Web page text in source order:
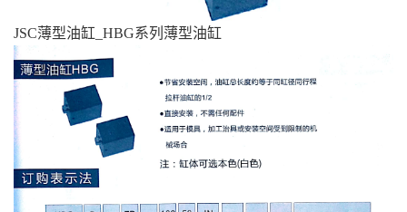
JSC薄型油缸_HBG系列薄型油缸